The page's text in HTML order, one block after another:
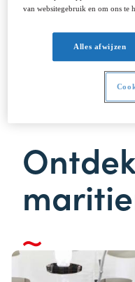
contacten, korte
de achtergrond van
Belgische maritieme
uniform gedragen
van websitegebruik en om ons te
Alles afwijzen